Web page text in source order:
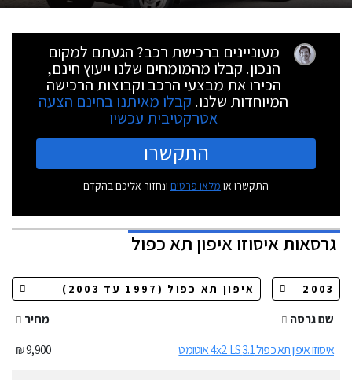
מעוניינים ברכישת רכב? הגעתם למקום
הנכון. קבלו מהמומחים שלנו ייעוץ חינם,
הכירו את מבצעי הרכב וקבוצות הרכישה
המיוחדות שלנו. קבלו מאיתנו בחינם הצעה
אטרקטיבית עכשיו
התקשרו
התקשרו או מלאו פרטים ונחזור אליכם בהקדם
גרסאותאיסוזו איפון תא כפול
שם גרסה
מחיר
איסוזו איפון תא כפול 3.1 4x2 LS אוטומט
9,900 ₪